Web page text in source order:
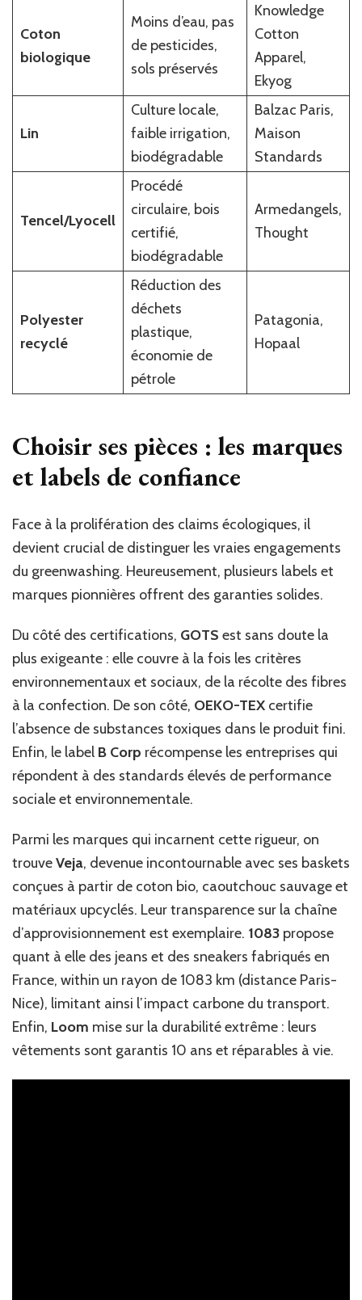
Coton
biologique
Moins d’eau, pas
de pesticides,
sols préservés
Knowledge
Cotton
Apparel,
Ekyog
Lin
Culture locale,
faible irrigation,
biodégradable
Balzac Paris,
Maison
Standards
Tencel/Lyocell
Procédé
circulaire, bois
certifié,
biodégradable
Armedangels,
Thought
Polyester
recyclé
Réduction des
déchets
plastique,
économie de
pétrole
Patagonia,
Hopaal
Choisir ses pièces : les marques
et labels de confiance
Face à la prolifération des claims écologiques, il
devient crucial de distinguer les vraies engagements
du greenwashing. Heureusement, plusieurs labels et
marques pionnières offrent des garanties solides.
Du côté des certifications, GOTS est sans doute la
plus exigeante : elle couvre à la fois les critères
environnementaux et sociaux, de la récolte des fibres
à la confection. De son côté, OEKO-TEX certifie
l’absence de substances toxiques dans le produit fini.
Enfin, le label B Corp récompense les entreprises qui
répondent à des standards élevés de performance
sociale et environnementale.
Parmi les marques qui incarnent cette rigueur, on
trouveVeja, devenue incontournable avec ses baskets
conçues à partir de coton bio, caoutchouc sauvage et
matériaux upcyclés. Leur transparence sur la chaîne
d’approvisionnement est exemplaire. 1083 propose
quant à elle des jeans et des sneakers fabriqués en
France, within un rayon de 1083 km (distance Paris-
Nice), limitant ainsi l’impact carbone du transport.
Enfin, Loom mise sur la durabilité extrême : leurs
vêtements sont garantis 10 ans et réparables à vie.